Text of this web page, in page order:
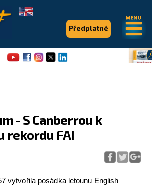
- S Canberrou k
rekordu FAI
vytvořila posádka letounu English
Předplatné
.
Flying Revue